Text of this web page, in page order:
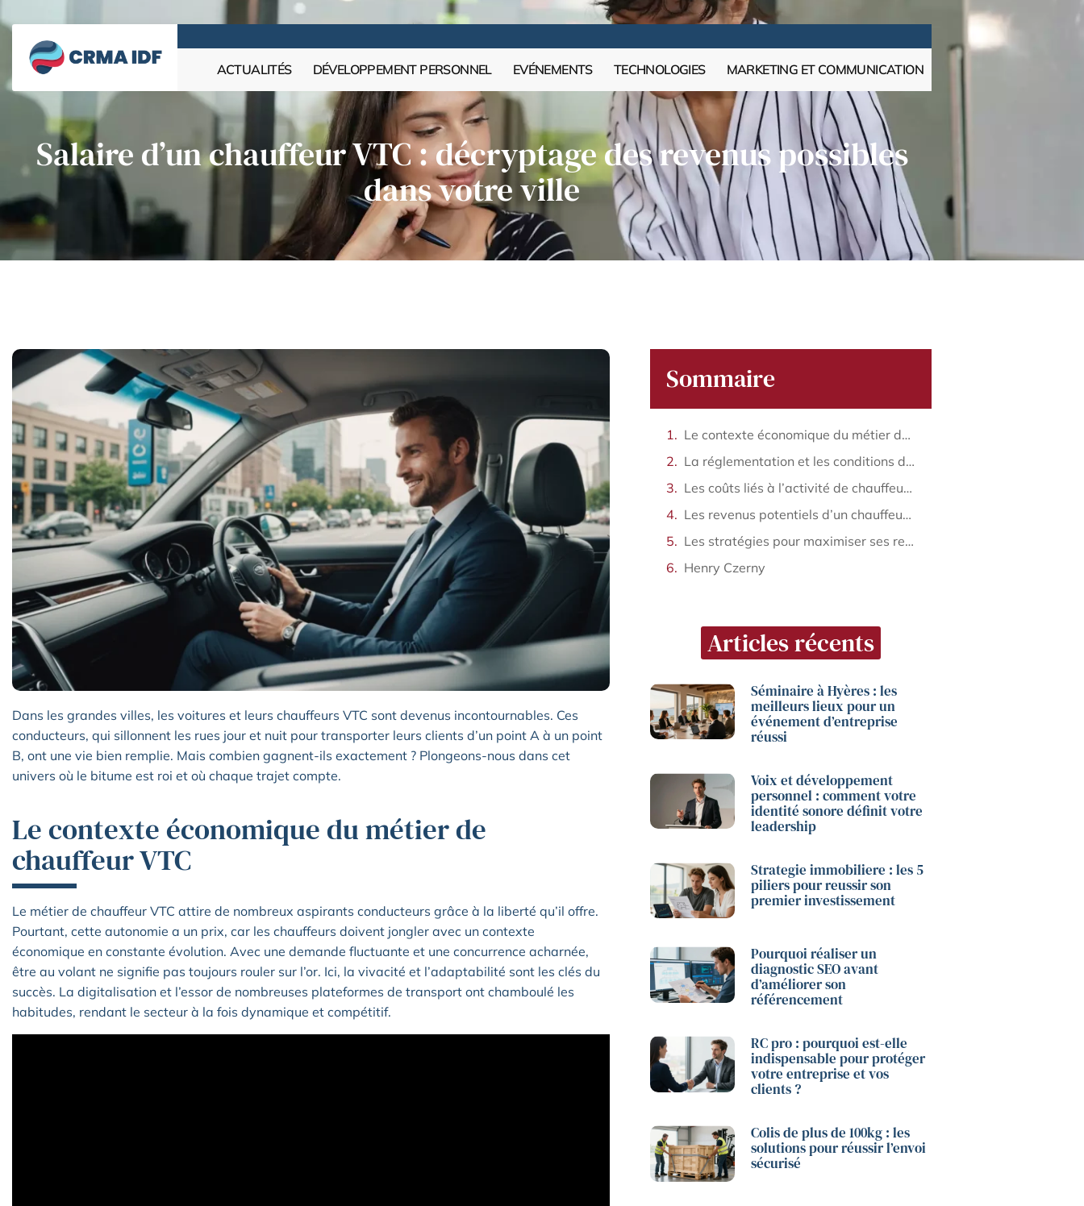
ACTUALITÉS DÉVELOPPEMENT PERSONNEL EVÉNEMENTS TECHNOLOGIES MARKETING ET COMMUNICATION
Salaire d’un chauffeur VTC : décryptage des revenus possibles
dans votre ville
Dans les grandes villes, les voitures et leurs chauffeurs VTC sont devenus incontournables. Ces
conducteurs, qui sillonnent les rues jour et nuit pour transporter leurs clients d’un point A à un point
B, ont une vie bien remplie. Mais combien gagnent-ils exactement ? Plongeons-nous dans cet
univers où le bitume est roi et où chaque trajet compte.
Le contexte économique du métier de
chauffeur VTC
Le métier de chauffeur VTC attire de nombreux aspirants conducteurs grâce à la liberté qu’il offre.
Pourtant, cette autonomie a un prix, car les chauffeurs doivent jongler avec un contexte
économique en constante évolution. Avec une demande fluctuante et une concurrence acharnée,
être au volant ne signifie pas toujours rouler sur l’or. Ici, la vivacité et l’adaptabilité sont les clés du
succès. La digitalisation et l’essor de nombreuses plateformes de transport ont chamboulé les
habitudes, rendant le secteur à la fois dynamique et compétitif.
Sommaire
Le contexte économique du métier de chauffeur VTC
La réglementation et les conditions de travail des chauffeurs VTC
Les coûts liés à l’activité de chauffeur VTC
Les revenus potentiels d’un chauffeur VTC selon la localisation
Les stratégies pour maximiser ses revenus en tant que chauffeur VTC
Henry Czerny
Articles récents
Séminaire à Hyères : les
meilleurs lieux pour un
événement d’entreprise
réussi
Voix et développement
personnel : comment votre
identité sonore définit votre
leadership
Strategie immobiliere : les 5
piliers pour reussir son
premier investissement
Pourquoi réaliser un
diagnostic SEO avant
d’améliorer son
référencement
RC pro : pourquoi est-elle
indispensable pour protéger
votre entreprise et vos
clients ?
Colis de plus de 100kg : les
solutions pour réussir l’envoi
sécurisé